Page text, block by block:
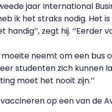
jaar International
ik het straks nodig. Het
zegt hij. ‘’Eerder
neemt om een bus
studenten zich kunnen
moet het nooit zijn.’’
op een van de